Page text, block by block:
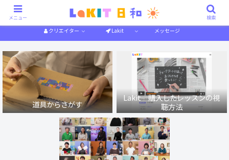
作り方解説 特集一覧
クリエイター Lakit メッセージ
道具からさがす
Lakit 購入したレッスンの視
聴方法
メニュー 検索